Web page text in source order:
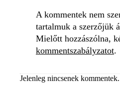
A kommentek nem
tartalmuk a szerzőjük
Mielőtt hozzászólna,
kommentszabályzatot.
Jelenleg nincsenek kommentek.